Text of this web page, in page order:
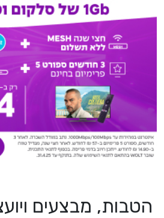
הטבות, מבצעים